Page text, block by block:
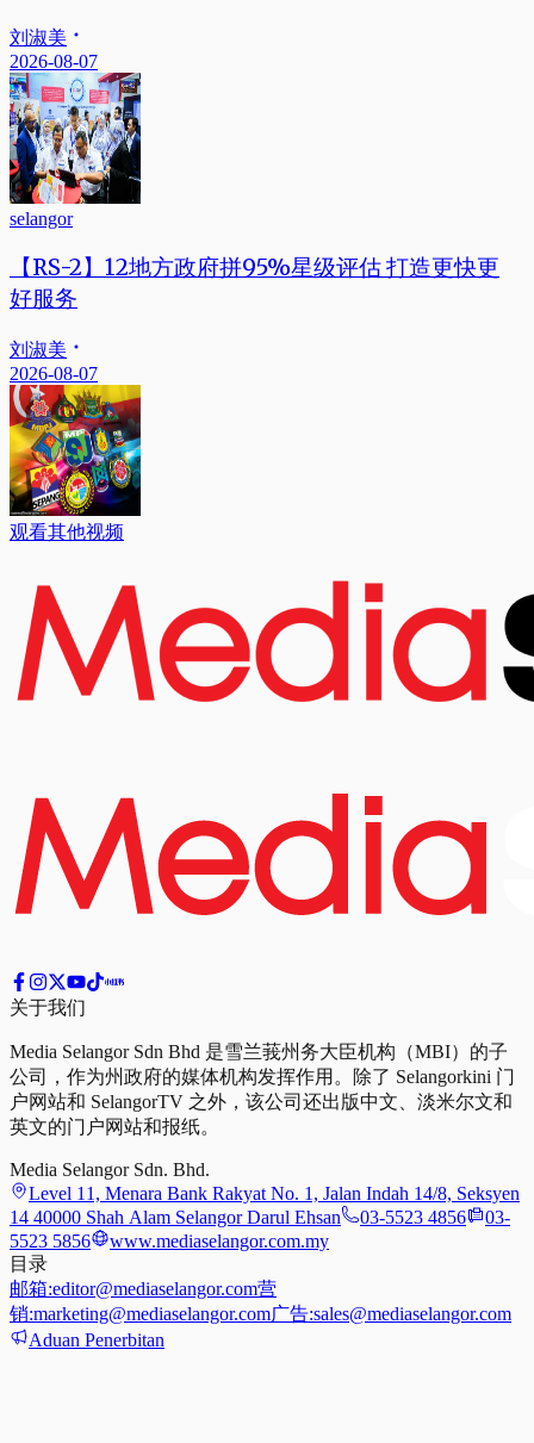
刘淑美
2026-08-07
selangor
【RS-2】12地方政府拼95%星级评估 打造更快更
好服务
刘淑美
2026-08-07
观看其他视频
关于我们
Media Selangor Sdn Bhd 是雪兰莪州务大臣机构（MBI）的子
公司，作为州政府的媒体机构发挥作用。除了 Selangorkini 门
户网站和 SelangorTV 之外，该公司还出版中文、淡米尔文和
英文的门户网站和报纸。
Media Selangor Sdn. Bhd.
Level 11, Menara Bank Rakyat No. 1, Jalan Indah 14/8, Seksyen
14 40000 Shah Alam Selangor Darul Ehsan
03-5523 4856
03-
5523 5856
www.mediaselangor.com.my
目录
邮箱:editor@mediaselangor.com营
销:marketing@mediaselangor.com广告:sales@mediaselangor.com
Aduan Penerbitan